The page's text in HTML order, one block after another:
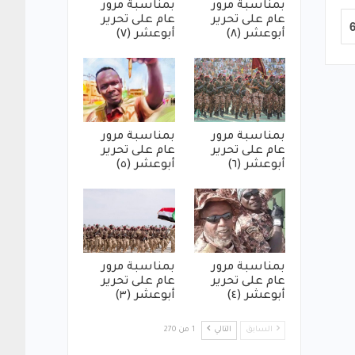
بمناسبة مرور
عام على تحرير
أبوعشر (٨)
بمناسبة مرور
عام على تحرير
أبوعشر (٧)
بمناسبة مرور
عام على تحرير
أبوعشر (٦)
بمناسبة مرور
عام على تحرير
أبوعشر (٥)
بمناسبة مرور
عام على تحرير
أبوعشر (٤)
بمناسبة مرور
عام على تحرير
أبوعشر (٣)
السابق التالي 1 من 270